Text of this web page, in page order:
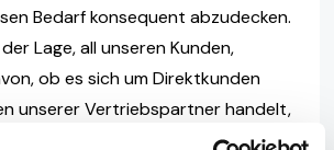
Bedarf konsequent abzudecken.
Lage, all unseren Kunden,
ob es sich um Direktkunden
unserer Vertriebspartner handelt,